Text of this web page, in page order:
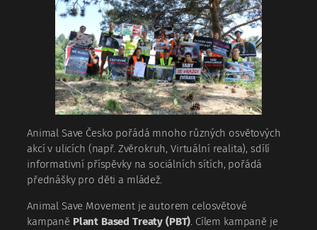
Animal Save Česko pořádá mnoho různých osvětových
akcí v ulicích (např. Zvěrokruh, Virtuální realita), sdílí
informativní příspěvky na sociálních sítích, pořádá
přednášky pro děti a mládež.
Animal Save Movement je autorem celosvětové
kampaně Plant Based Treaty (PBT). Cílem kampaně je